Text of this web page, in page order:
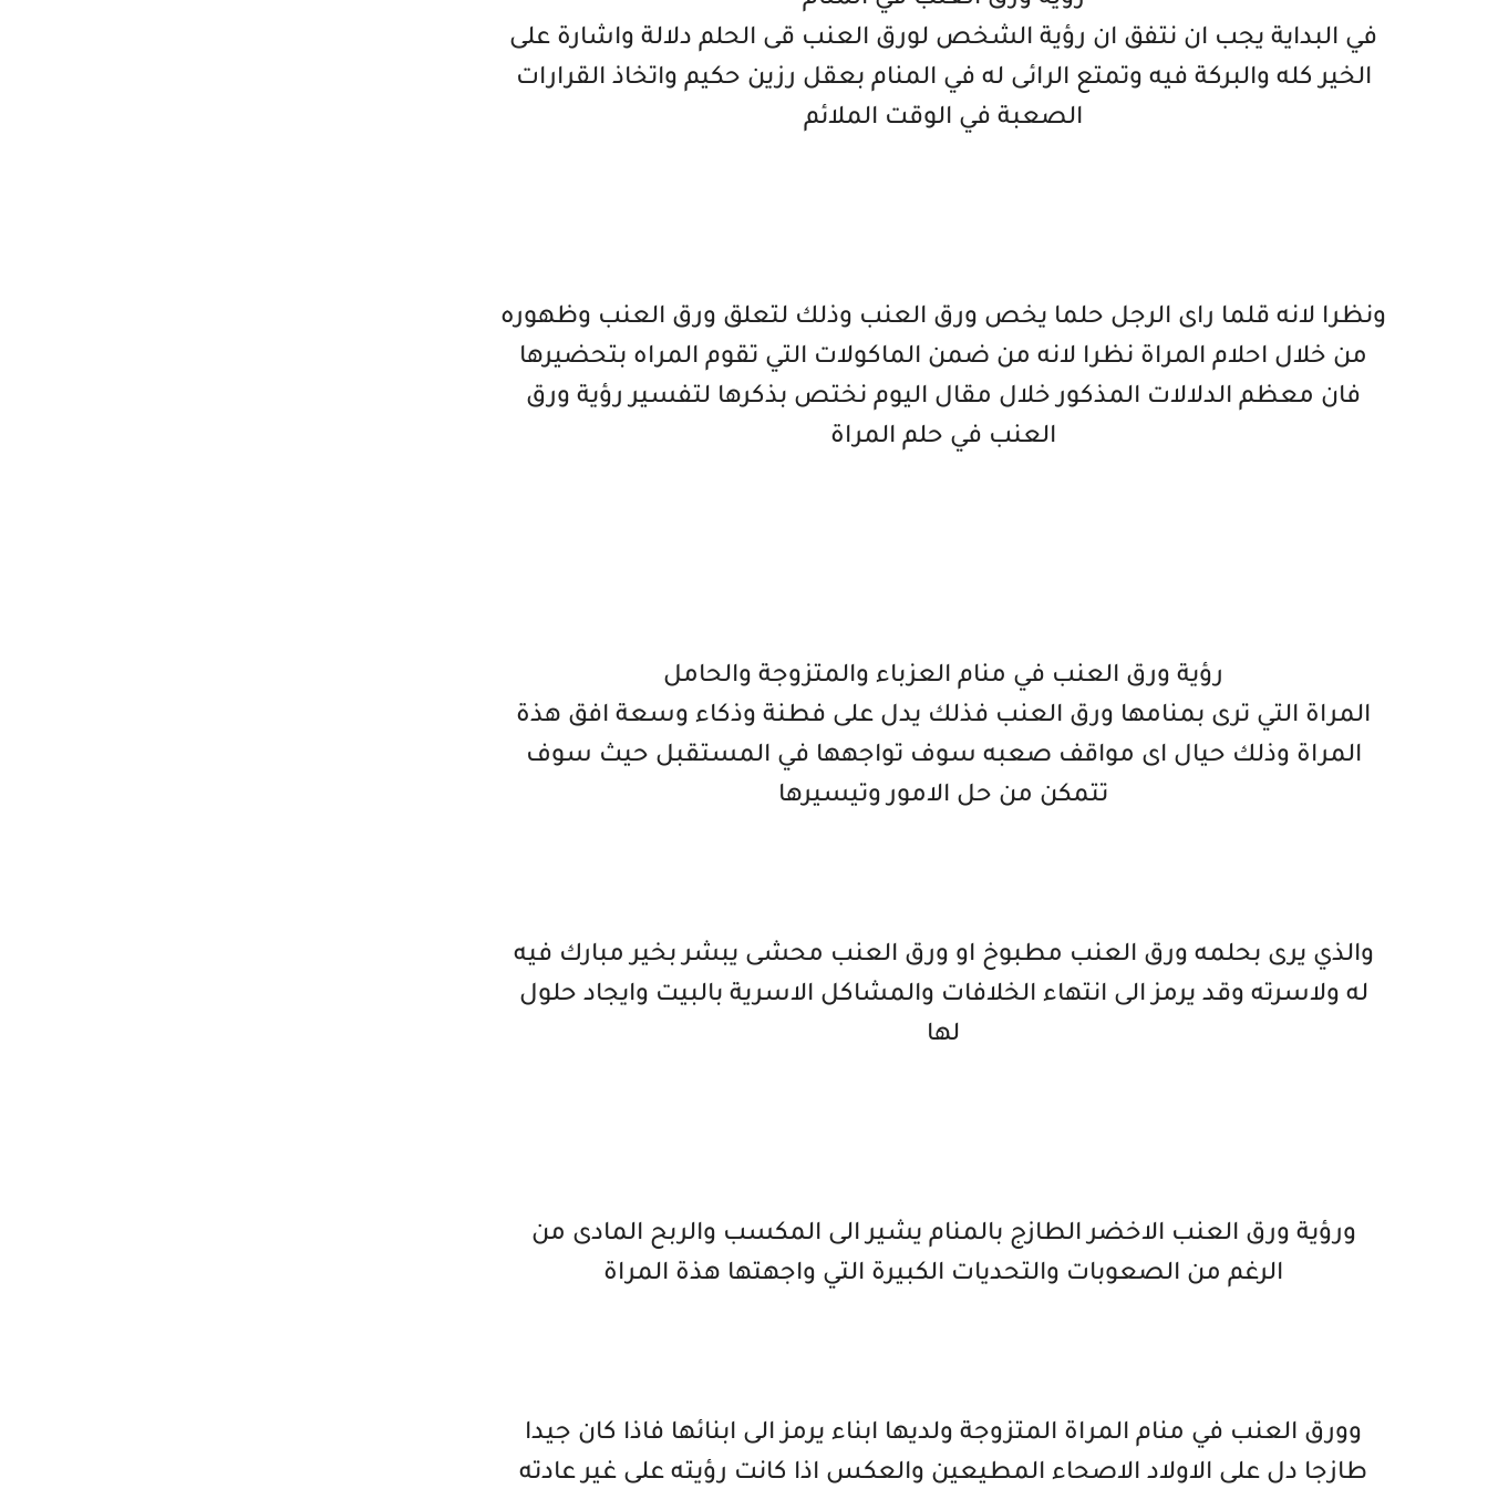
في البداية يجب ان نتفق ان رؤية الشخص لورق العنب قى الحلم دلالة واشارة على
الخير كله والبركة فيه وتمتع الرائى له في المنام بعقل رزين حكيم واتخاذ القرارات
الصعبة في الوقت الملائم
ونظرا لانه قلما راى الرجل حلما يخص ورق العنب وذلك لتعلق ورق العنب وظهوره
من خلال احلام المراة نظرا لانه من ضمن الماكولات التي تقوم المراه بتحضيرها
فان معظم الدلالات المذكور خلال مقال اليوم نختص بذكرها لتفسير رؤية ورق
العنب في حلم المراة
رؤية ورق العنب في منام العزباء والمتزوجة والحامل
المراة التي ترى بمنامها ورق العنب فذلك يدل على فطنة وذكاء وسعة افق هذة
المراة وذلك حيال اى مواقف صعبه سوف تواجهها في المستقبل حيث سوف
تتمكن من حل الامور وتيسيرها
والذي يرى بحلمه ورق العنب مطبوخ او ورق العنب محشى يبشر بخير مبارك فيه
له ولاسرته وقد يرمز الى انتهاء الخلافات والمشاكل الاسرية بالبيت وايجاد حلول
لها
ورؤية ورق العنب الاخضر الطازج بالمنام يشير الى المكسب والربح المادى من
الرغم من الصعوبات والتحديات الكبيرة التي واجهتها هذة المراة
وورق العنب في منام المراة المتزوجة ولديها ابناء يرمز الى ابنائها فاذا كان جيدا
طازجا دل على الاولاد الاصحاء المطيعين والعكس اذا كانت رؤيته على غير عادته